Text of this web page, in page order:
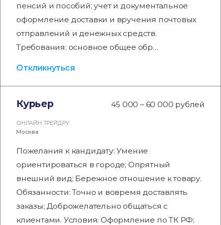
пенсий и пособий; учет и документальное
оформление доставки и вручения почтовых
отправлений и денежных средств.
Требования: основное общее обр…
Откликнуться
Курьер 45 000 – 60 000 рублей
ОНЛАЙН ТРЕЙД.РУ
Москва
Пожелания к кандидату: Умение
ориентироваться в городе; Опрятный
внешний вид; Бережное отношение к товару.
Обязанности: Точно и вовремя доставлять
заказы; Доброжелательно общаться с
клиентами. Условия: Оформление по ТК РФ;